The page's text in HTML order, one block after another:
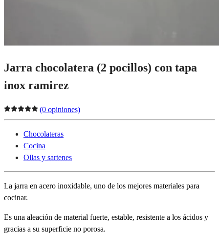
Jarra chocolatera (2 pocillos) con tapa
inox ramirez
(0 opiniones)
Chocolateras
Cocina
Ollas y sartenes
La jarra en acero inoxidable, uno de los mejores materiales para
cocinar.
Es una aleación de material fuerte, estable, resistente a los ácidos y
gracias a su superficie no porosa.